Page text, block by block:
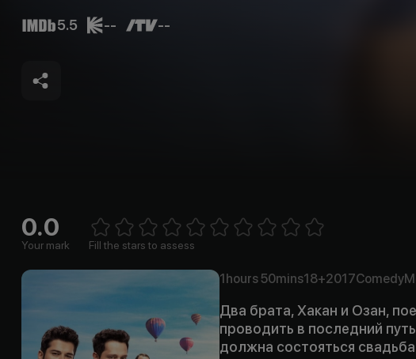
5.5 -- --
0.0
Your mark 1 Star2 Stars3 Stars4 Stars5 Stars
Fill the stars to assess
1hours 50mins18+2017Comedy
Два брата, Хакан и Озан,
проводить в последний
должна состояться